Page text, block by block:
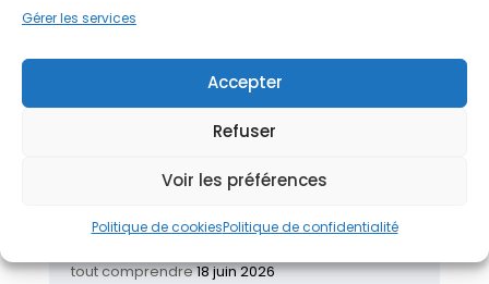
Gérer les services
Accepter
Refuser
Voir les préférences
Politique de cookiesPolitique de confidentialité
Articles récents
Isolation garage en 2026 : quand, comment et à
24 juin 2026
22 juin 2026
pompe à chaleur séduit autant ?19 juin 2026
tout comprendre18 juin 2026